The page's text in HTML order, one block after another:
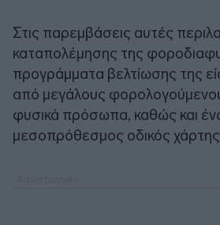
Στις παρεμβάσεις αυτές
καταπολέμησης της
προγράμματα βελτίωσης της
από μεγάλους
φυσικά πρόσωπα, καθώς και
μεσοπρόθεσμος οδικός